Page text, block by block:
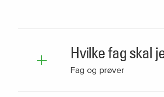
Hvilke fag skal
Fag og prøver